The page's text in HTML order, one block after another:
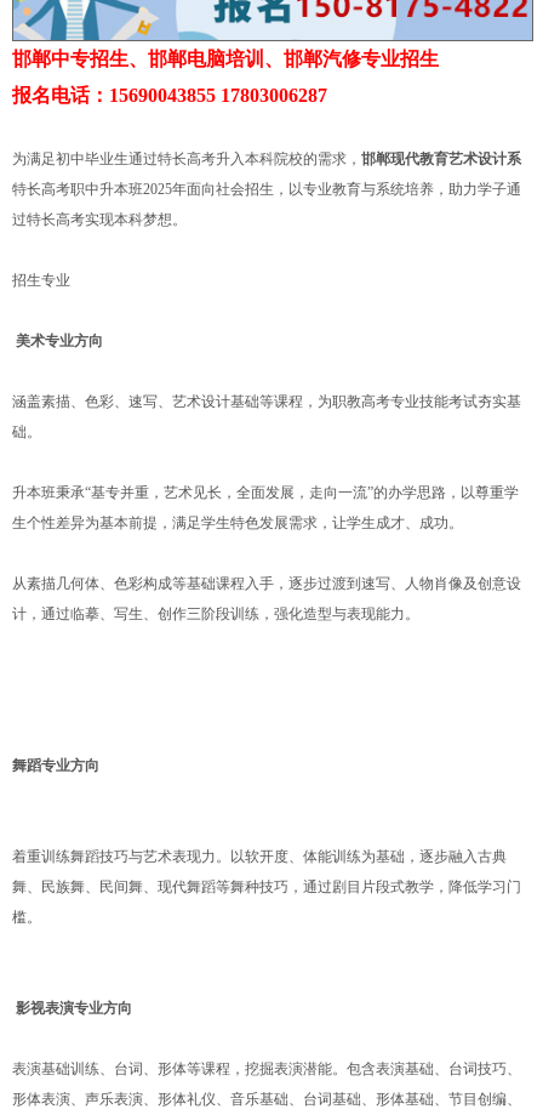
邯郸中专招生、邯郸电脑培训、邯郸汽修专业招生
报名电话：15690043855 17803006287
为满足初中毕业生通过特长高考升入本科院校的需求， 邯郸现代教育艺术设计系
特长高考职中升本班2025年面向社会招生，以专业教育与系统培养，助力学子通
过特长高考实现本科梦想。
招生专业
美术专业方向
涵盖素描、色彩、速写、艺术设计基础等课程，为职教高考专业技能考试夯实基
础。
升本班秉承“基专并重，艺术见长，全面发展，走向一流”的办学思路，以尊重学
生个性差异为基本前提，满足学生特色发展需求，让学生成才、成功。
从素描几何体、色彩构成等基础课程入手，逐步过渡到速写、人物肖像及创意设
计，通过临摹、写生、创作三阶段训练，强化造型与表现能力。
舞蹈专业方向
着重训练舞蹈技巧与艺术表现力。以软开度、体能训练为基础，逐步融入古典
舞、民族舞、民间舞、现代舞蹈等舞种技巧，通过剧目片段式教学，降低学习门
槛。
影视表演专业方向
表演基础训练、台词、形体等课程，挖掘表演潜能。包含表演基础、台词技巧、
形体表演、声乐表演、形体礼仪、音乐基础、台词基础、形体基础、节目创编、